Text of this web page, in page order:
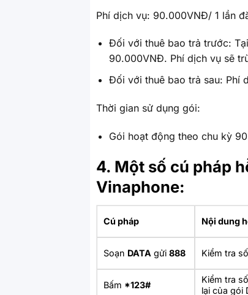
Phí dịch vụ: 90.000VNĐ/ 1 lần
Đối với thuê bao trả trước:
90.000VNĐ. Phí dịch vụ sẽ
Đối với thuê bao trả sau: Phí
Thời gian sử dụng gói:
Gói hoạt động theo chu kỳ
4. Một số cú pháp
Vinaphone:
Cú pháp Nội dung
Soạn DATA gửi 888 Kiểm tra
Bấm *123#
Kiểm tra
lại của gói